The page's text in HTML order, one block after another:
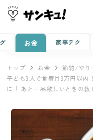
お金 家事テク
トップ お金
節約/やり
子ども3人で食費月3万円以内
に！ あと一品欲しいときの救